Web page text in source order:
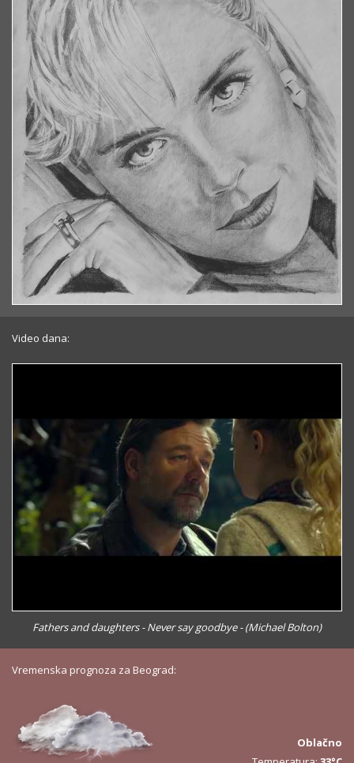
Video dana:
Fathers and daughters - Never say goodbye - (Michael Bolton)
Vremenska prognoza za Beograd:
Oblačno